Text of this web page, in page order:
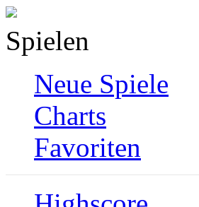
Spielen
Neue Spiele
Charts
Favoriten